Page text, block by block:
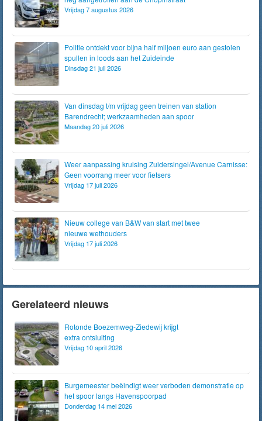
Vrijdag 7 augustus 2026
Politie ontdekt voor bijna half miljoen euro aan gestolen
spullen in loods aan het Zuideinde
Dinsdag 21 juli 2026
Van dinsdag t/m vrijdag geen treinen van station
Barendrecht; werkzaamheden aan spoor
Maandag 20 juli 2026
Weer aanpassing kruising Zuidersingel/Avenue Carnisse:
Geen voorrang meer voor fietsers
Vrijdag 17 juli 2026
Nieuw college van B&W van start met twee
nieuwe wethouders
Vrijdag 17 juli 2026
Gerelateerd nieuws
Rotonde Boezemweg-Ziedewij krijgt
extra ontsluiting
Vrijdag 10 april 2026
Burgemeester beëindigt weer verboden demonstratie op
het spoor langs Havenspoorpad
Donderdag 14 mei 2026